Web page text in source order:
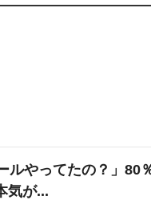
ルやってたの？」80
気が...